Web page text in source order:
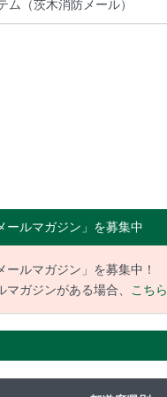
ム（茨木消防メール）
ールマガジン」を募集中
ールマガジン」を募集中！
ガジンがある場合、 こちら